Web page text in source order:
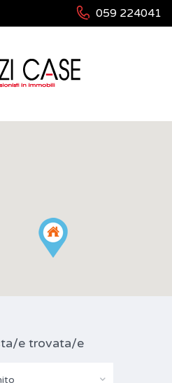
059 224041
e trovata/e